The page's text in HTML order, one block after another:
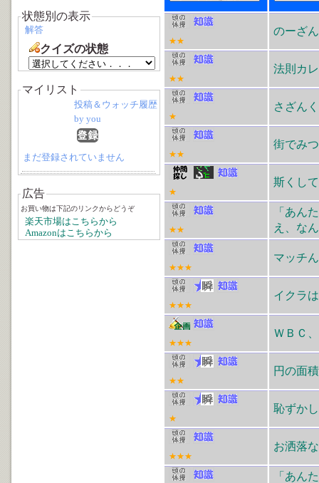
状態別の表示
解答
クイズの状態
マイリスト
投稿＆ウォッチ履歴
by you
まだ登録されていません
広告
お買い物は下記のリンクからどうぞ
楽天市場はこちらから
Amazonはこちらから
★★
のーざ
★★
法則カ
★
さざん
★★
街でみ
★
斯くし
★★
「あん
え、な
★★★
マッチ
★★★
イクラ
★★★
ＷＢＣ
★★
円の面積
★
恥ずか
★★★
お洒落
「あん